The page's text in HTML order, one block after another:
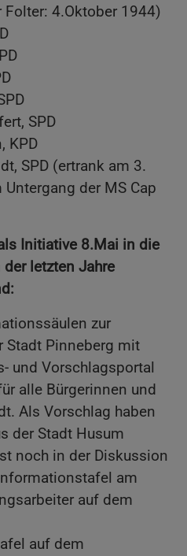
Folter: 4.Oktober 1944)
SPD
KPD
SPD (ertrank am 3.
der MS Cap
Initiative 8.Mai in die
letzten Jahre
zur
Stadt Pinneberg mit
und Vorschlagsportal
alle Bürgerinnen und
Als Vorschlag haben
der Stadt Husum
noch in der Diskussion
am
auf dem
auf dem